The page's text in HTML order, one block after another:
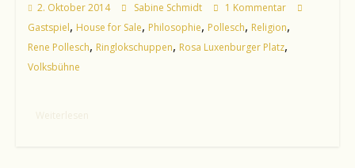
2. Oktober 2014 Sabine Schmidt
1 Kommentar
Gastspiel, House for Sale, Philosophie, Pollesch, Religion,
Rene Pollesch, Ringlokschuppen, Rosa Luxenburger Platz,
Volksbühne
Weiterlesen